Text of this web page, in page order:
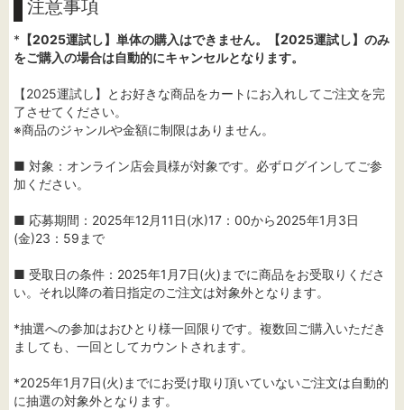
注意事項
* 【2025運試し】単体の購入はできません。【2025運試し】のみ
をご購入の場合は自動的にキャンセルとなります。
【2025運試し】とお好きな商品をカートにお入れしてご注文を完
了させてください。
※商品のジャンルや金額に制限はありません。
■ 対象：オンライン店会員様が対象です。必ずログインしてご参
加ください。
■ 応募期間：2025年12月11日(水)17：00から2025年1月3日
(金)23：59まで
■ 受取日の条件：2025年1月7日(火)までに商品をお受取りくださ
い。それ以降の着日指定のご注文は対象外となります。
*抽選への参加はおひとり様一回限りです。複数回ご購入いただき
ましても、一回としてカウントされます。
*2025年1月7日(火)までにお受け取り頂いていないご注文は自動的
に抽選の対象外となります。